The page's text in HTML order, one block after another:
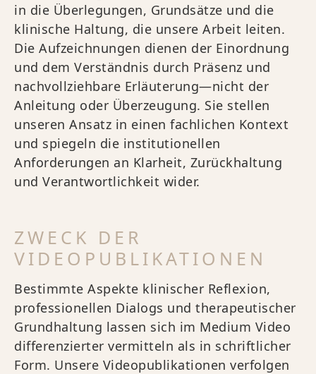
in die Überlegungen, Grundsätze und die
klinische Haltung, die unsere Arbeit leiten.
Die Aufzeichnungen dienen der Einordnung
und dem Verständnis durch Präsenz und
nachvollziehbare Erläuterung—nicht der
Anleitung oder Überzeugung. Sie stellen
unseren Ansatz in einen fachlichen Kontext
und spiegeln die institutionellen
Anforderungen an Klarheit, Zurückhaltung
und Verantwortlichkeit wider.
ZWECK DER
VIDEOPUBLIKATIONEN
Bestimmte Aspekte klinischer Reflexion,
professionellen Dialogs und therapeutischer
Grundhaltung lassen sich im Medium Video
differenzierter vermitteln als in schriftlicher
Form. Unsere Videopublikationen verfolgen